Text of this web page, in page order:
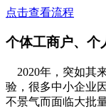
点击查看流程
个体工商户、个
2020年，突如其
验，很多中小企业
不景气而面临大批